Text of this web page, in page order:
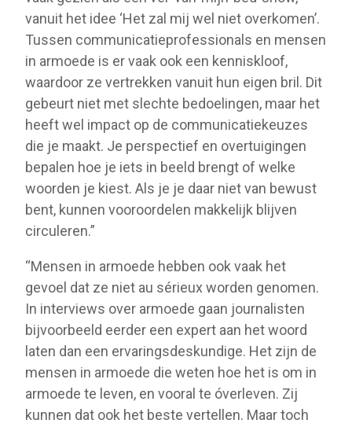
vanuit het idee ‘Het zal mij wel niet overkomen’.
Tussen communicatieprofessionals en mensen
in armoede is er vaak ook een kenniskloof,
waardoor ze vertrekken vanuit hun eigen bril. Dit
gebeurt niet met slechte bedoelingen, maar het
heeft wel impact op de communicatiekeuzes
die je maakt. Je perspectief en overtuigingen
bepalen hoe je iets in beeld brengt of welke
woorden je kiest. Als je je daar niet van bewust
bent, kunnen vooroordelen makkelijk blijven
circuleren.”
“Mensen in armoede hebben ook vaak het
gevoel dat ze niet au sérieux worden genomen.
In interviews over armoede gaan journalisten
bijvoorbeeld eerder een expert aan het woord
laten dan een ervaringsdeskundige. Het zijn de
mensen in armoede die weten hoe het is om in
armoede te leven, en vooral te óverleven. Zij
kunnen dat ook het beste vertellen. Maar toch